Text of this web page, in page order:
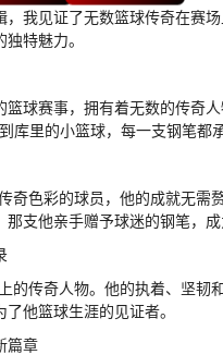
我见证了无数篮球传奇在赛
特魅力。
篮球赛事，拥有着无数的传奇
库里的小篮球，每一支钢笔都
奇色彩的球员，他的成就无
支他亲手赠予球迷的钢笔，成
的传奇人物。他的执着、坚
他篮球生涯的见证者。
篇章